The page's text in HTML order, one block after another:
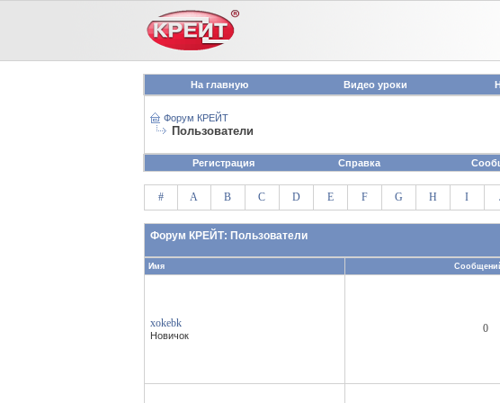
На главную Видео уроки
Форум КРЕЙТ
Пользователи
Регистрация Справка
# A B C D E F G H I
Форум КРЕЙТ: Пользователи
Имя
xokebk
Новичок
0